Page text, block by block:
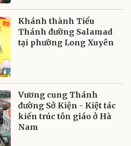
Khánh thành Tiểu
Thánh đường Salamad
tại phường Long Xuyên
Vương cung Thánh
đường Sở Kiện - Kiệt tác
kiến trúc tôn giáo ở Hà
Nam